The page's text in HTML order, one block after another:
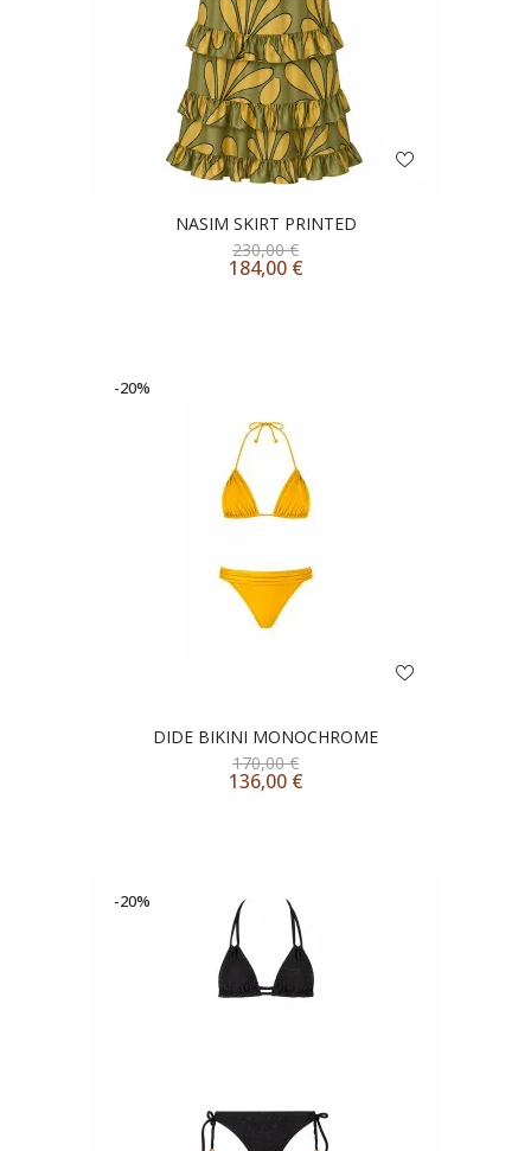
NASIM SKIRT PRINTED
230,00€
184,00 €
-20%
DIDE BIKINI MONOCHROME
170,00€
136,00 €
-20%